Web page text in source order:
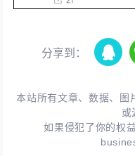
分享到：
本站所有文章、数据、图
或
如果侵犯了你的权